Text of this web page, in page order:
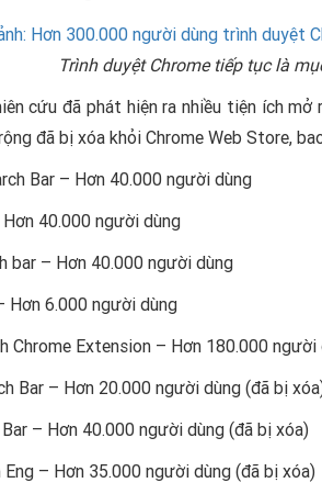
Trình duyệt Chrome tiếp tục là
cứu đã phát hiện ra nhiều tiện ích
đã bị xóa khỏi Chrome Web Store,
Bar – Hơn 40.000 người dùng
40.000 người dùng
bar – Hơn 40.000 người dùng
Hơn 6.000 người dùng
Chrome Extension – Hơn 180.000 người
Bar – Hơn 20.000 người dùng (đã bị
Bar – Hơn 40.000 người dùng (đã bị xóa)
Eng – Hơn 35.000 người dùng (đã bị xóa)